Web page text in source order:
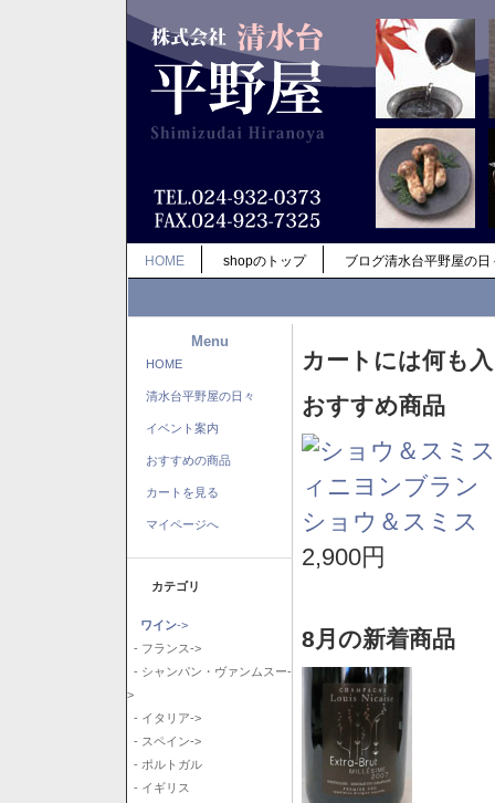
HOME shopのトップ ブログ清水台平野屋の日
Menu
HOME
清水台平野屋の日々
イベント案内
おすすめの商品
カートを見る
マイページへ
カテゴリ
ワイン->
- フランス->
- シャンパン・ヴァンムスー-
>
- イタリア->
- スペイン->
- ポルトガル
- イギリス
カートには何も
おすすめ商品
ショウ＆スミ
2,900円
8月の新着商品